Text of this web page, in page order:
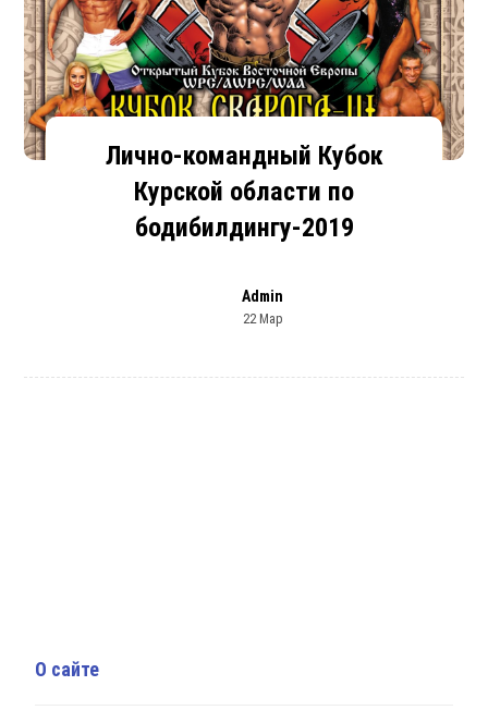
Лично-командный Кубок
Курской области по
бодибилдингу-2019
Admin
22 Мар
О сайте